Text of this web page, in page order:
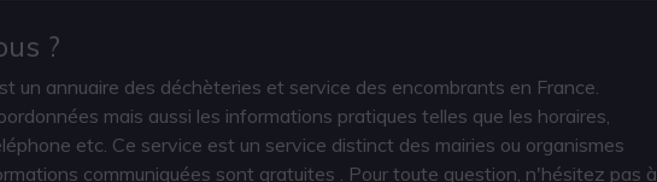
?
un annuaire des déchèteries et service des encombrants en France.
mais aussi les informations pratiques telles que les horaires,
etc. Ce service est un service distinct des mairies ou organismes
communiquées sont gratuites . Pour toute question, n'hésitez pas à